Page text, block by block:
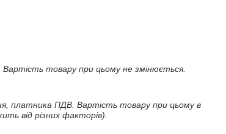
товару при цьому не змінюється.
платника ПДВ. Вартість товару при цьому в
від різних факторів).